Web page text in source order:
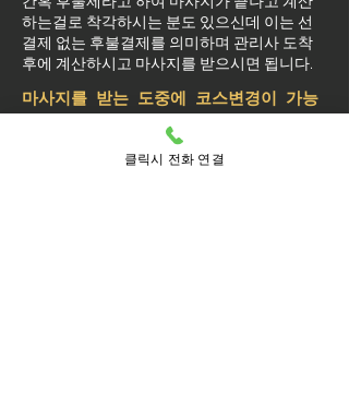
하는걸로 착각하시는 분도 있으신데 이는 선
결제 없는 후불결제를 의미하며 관리사 도착
후에 계산하시고 마사지를 받으시면 됩니다.
마사지를 받는 도중에 코스변경이 가능
할까요?
예약된 마사지 서비스가 끝나기 최소 30분 전
클릭시 전화 연결